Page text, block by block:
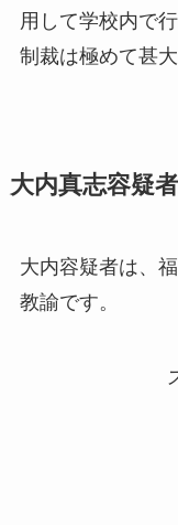
用して学校内で
制裁は極めて甚
大内真志容疑
大内容疑者は、
教諭です。